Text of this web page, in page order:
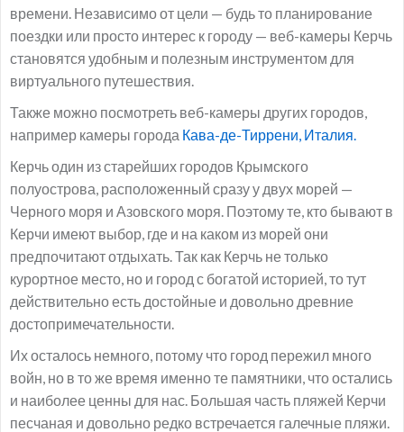
времени. Независимо от цели — будь то планирование
поездки или просто интерес к городу — веб-камеры Керчь
становятся удобным и полезным инструментом для
виртуального путешествия.
Также можно посмотреть веб-камеры других городов,
например камеры города Кава-де-Тиррени, Италия.
Керчь один из старейших городов Крымского
полуострова, расположенный сразу у двух морей —
Черного моря и Азовского моря. Поэтому те, кто бывают в
Керчи имеют выбор, где и на каком из морей они
предпочитают отдыхать. Так как Керчь не только
курортное место, но и город с богатой историей, то тут
действительно есть достойные и довольно древние
достопримечательности.
Их осталось немного, потому что город пережил много
войн, но в то же время именно те памятники, что остались
и наиболее ценны для нас. Большая часть пляжей Керчи
песчаная и довольно редко встречается галечные пляжи.